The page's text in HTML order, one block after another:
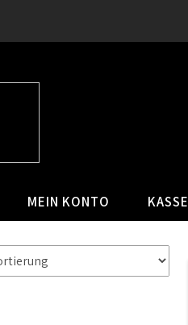
MEIN KONTO KASSE